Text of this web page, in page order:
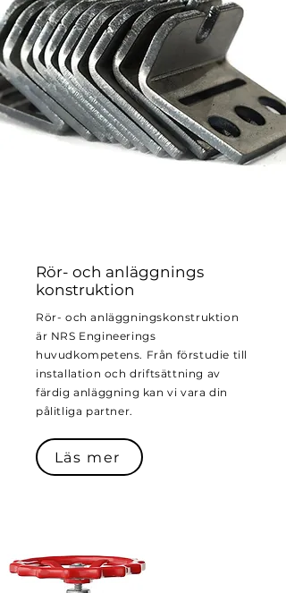
Rör- och anläggnings
konstruktion
Rör- och anläggningskonstruktion
är NRS Engineerings
huvudkompetens. Från förstudie till
installation och driftsättning av
färdig anläggning kan vi vara din
pålitliga partner.
Läs mer